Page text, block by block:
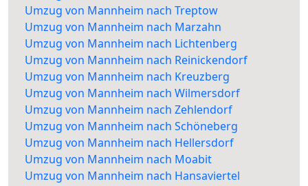
Umzug von Mannheim nach Treptow
Umzug von Mannheim nach Marzahn
Umzug von Mannheim nach Lichtenberg
Umzug von Mannheim nach Reinickendorf
Umzug von Mannheim nach Kreuzberg
Umzug von Mannheim nach Wilmersdorf
Umzug von Mannheim nach Zehlendorf
Umzug von Mannheim nach Schöneberg
Umzug von Mannheim nach Hellersdorf
Umzug von Mannheim nach Moabit
Umzug von Mannheim nach Hansaviertel